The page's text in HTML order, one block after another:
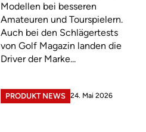
Modellen bei besseren
Amateuren und Tourspielern.
Auch bei den Schlägertests
von Golf Magazin landen die
Driver der Marke...
PRODUKT NEWS 24. Mai 2026